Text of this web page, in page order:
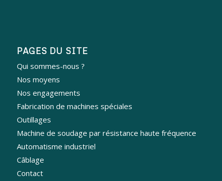
PAGES DU SITE
Qui sommes-nous ?
Nos moyens
Nos engagements
Fabrication de machines spéciales
Outillages
Machine de soudage par résistance haute fréquence
Automatisme industriel
Câblage
Contact